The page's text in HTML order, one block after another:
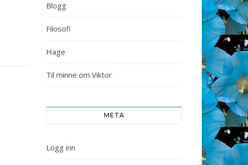
Blogg
Filosofi
Hage
Til minne om Viktor
META
Logg inn